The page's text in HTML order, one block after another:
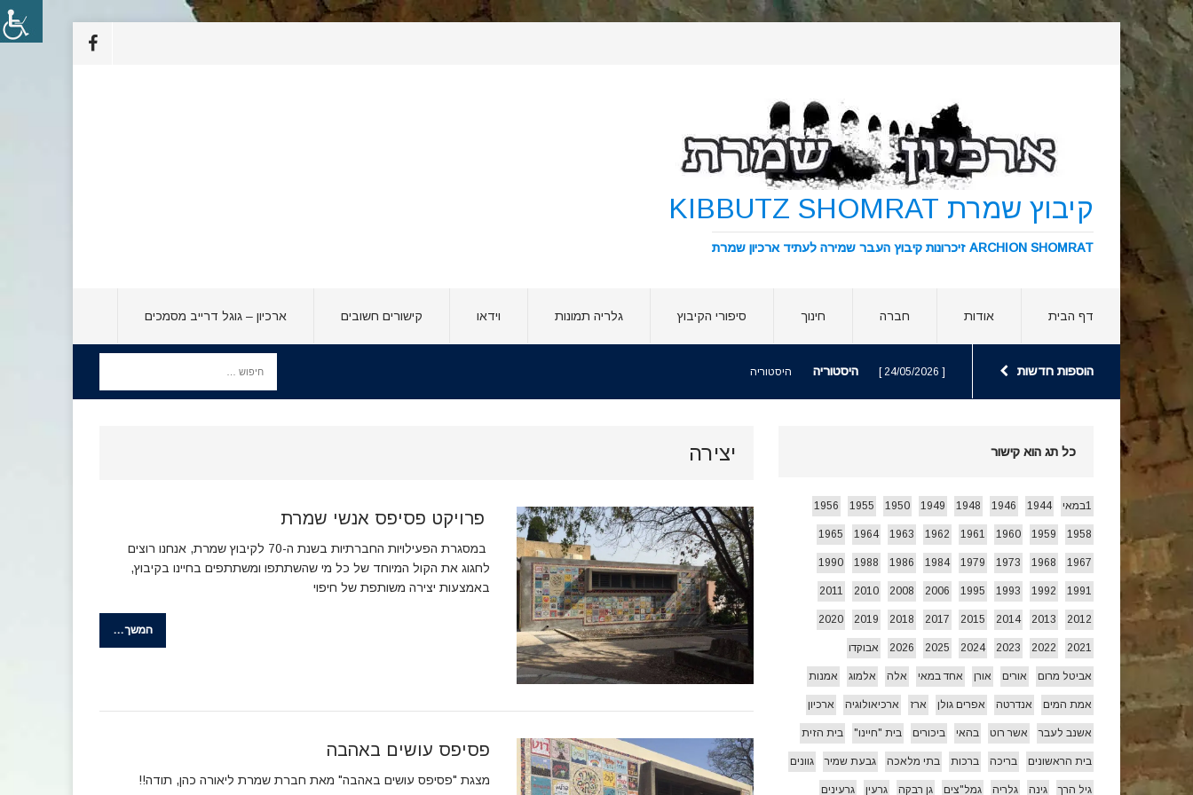
קיבוץ שמרת KIBBUTZ SHOMRAT
ARCHION SHOMRAT זיכרונות קיבוץ העבר שמירה לעתיד ארכיון שמרת
דף הבית אודות חברה חינוך סיפורי הקיבוץ גלריה תמונות וידאו קישורים חשובים ארכיון – גוגל דרייב מסמכים
הוספות חדשות [ 24/05/2026 ] היסטוריה היסטוריה
[ 26/07/2026 ] זרעי קיץ/ היי הג'יפ אורים
יצירה
פרויקט פסיפס אנשי שמרת
במסגרת הפעילויות החברתיות בשנת ה-70 לקיבוץ שמרת, אנחנו רוצים
לחגוג את הקול המיוחד של כל מי שהשתתפו ומשתתפים בחיינו בקיבוץ,
באמצעות יצירה משותפת של חיפוי
המשך…
פסיפס עושים באהבה
מצגת "פסיפס עושים באהבה" מאת חברת שמרת ליאורה כהן, תודה!!
כל תג הוא קישור
1במאי 1944
1946
1948
1949
1950
1955
1956
1958
1959
1960
1961
1962
1963
1964
1965
1967
1968
1973
1979
1984
1986
1988
1990
1991
1992
1993
1995
2006
2008
2010
2011
2012
2013
2014
2015
2017
2018
2019
2020
2021
2022
2023
2024
2025
2026 אבוקדו
אביטל מרום אורים אורן אחד במאי אלה אלמוג אמנות
אמת המים אנדרטה אפרים גולן ארז ארכיאולוגיה ארכיון
אשנב לעבר אשר רוט בהאי ביכורים בית "חיינו" בית הזית
בית הראשונים בריכה ברכות בתי מלאכה גבעת שמיר גוונים
גיל הרך גינה גלריה גמל"צים גן רבקה גרעין גרעינים